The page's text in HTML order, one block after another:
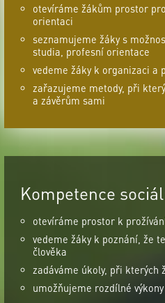
otevíráme žákům prostor
orientaci
seznamujeme žáky s
studia, profesní orientace
vedeme žáky k organizaci a
zařazujeme metody, při
a závěrům sami
Kompetence
otevíráme prostor k
vedeme žáky k poznání, že
člověka
zadáváme úkoly, při kterých
umožňujeme rozdílné